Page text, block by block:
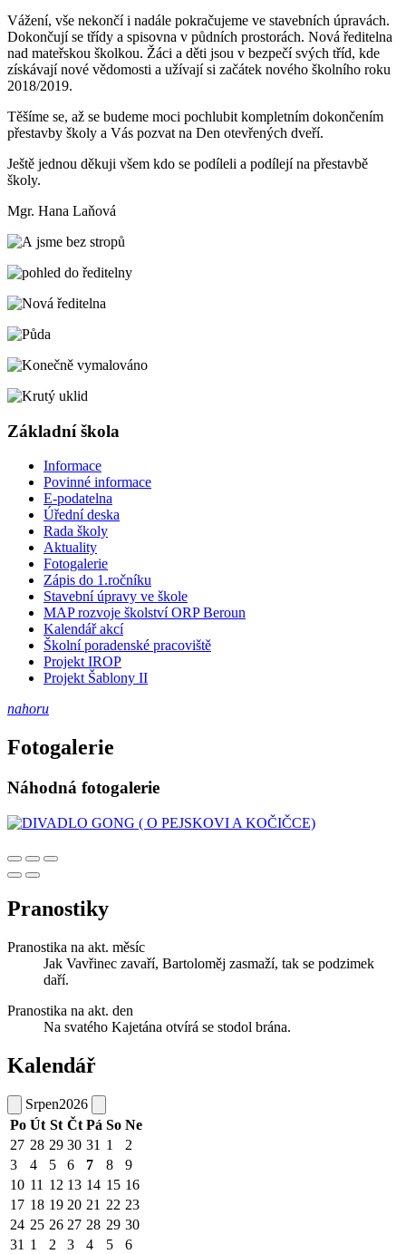
Vážení, vše nekončí i nadále pokračujeme ve stavebních úpravách.
Dokončují se třídy a spisovna v půdních prostorách. Nová ředitelna
nad mateřskou školkou. Žáci a děti jsou v bezpečí svých tříd, kde
získávají nové vědomosti a užívají si začátek nového školního roku
2018/2019.
Těšíme se, až se budeme moci pochlubit kompletním dokončením
přestavby školy a Vás pozvat na Den otevřených dveří.
Ještě jednou děkuji všem kdo se podíleli a podílejí na přestavbě
školy.
Mgr. Hana Laňová
Základní škola
Informace
Povinné informace
E-podatelna
Úřední deska
Rada školy
Aktuality
Fotogalerie
Zápis do 1.ročníku
Stavební úpravy ve škole
MAP rozvoje školství ORP Beroun
Kalendář akcí
Školní poradenské pracoviště
Projekt IROP
Projekt Šablony II
nahoru
Fotogalerie
Náhodná fotogalerie
Pranostiky
Pranostika na akt. měsíc
Jak Vavřinec zavaří, Bartoloměj zasmaží, tak se podzimek
daří.
Pranostika na akt. den
Na svatého Kajetána otvírá se stodol brána.
Kalendář
Srpen2026
Po Út St Čt Pá So Ne
27 28 29 30 31 1
2
3
4 5 6 7 8
9
10 11 12 13 14 15 16
17 18 19 20 21 22 23
24 25 26 27 28 29 30
31 1 2 3 4 5 6